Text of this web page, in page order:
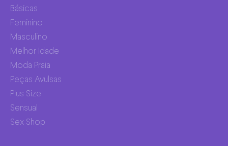
Básicas
Feminino
Masculino
Melhor Idade
Moda Praia
Peças Avulsas
Plus Size
Sensual
Sex Shop